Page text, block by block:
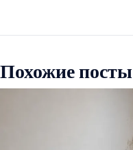
Похожие посты